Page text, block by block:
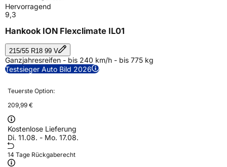
Hervorragend
9,3
Hankook ION Flexclimate IL01
215/55 R18 99 V
Ganzjahresreifen - bis 240 km/h - bis 775 kg
Testsieger Auto Bild 2026
Teuerste Option:
209,99 €
Kostenlose Lieferung
Di. 11.08. - Mo. 17.08.
14 Tage Rückgaberecht